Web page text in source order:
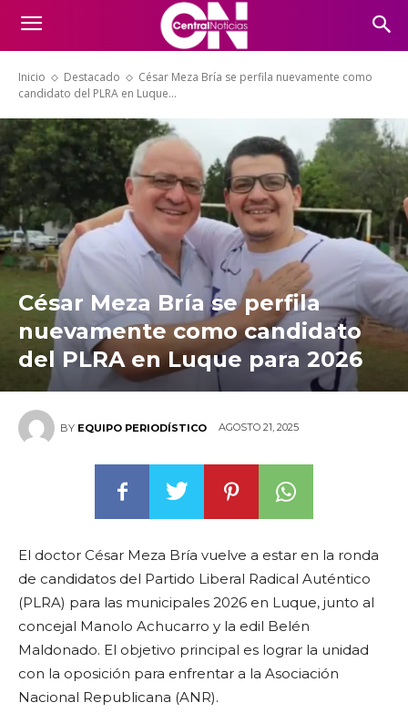
Inicio Destacado
César Meza Bría se perfila nuevamente como
candidato del PLRA en Luque...
César Meza Bría se perfila
nuevamente como candidato
del PLRA en Luque para 2026
BY EQUIPO PERIODÍSTICO AGOSTO 21, 2025
El doctor César Meza Bría vuelve a estar en la ronda
de candidatos del Partido Liberal Radical Auténtico
(PLRA) para las municipales 2026 en Luque, junto al
concejal Manolo Achucarro y la edil Belén
Maldonado. El objetivo principal es lograr la unidad
con la oposición para enfrentar a la Asociación
Nacional Republicana (ANR).